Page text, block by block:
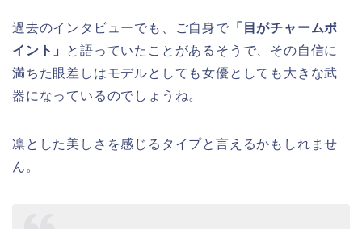
過去のインタビューでも、ご自身で 「目がチャームポ
イント」
と語っていたことがあるそうで、その自信に
満ちた眼差しはモデルとしても女優としても大きな武
器になっているのでしょうね。
凛とした美しさを感じるタイプと言えるかもしれませ
ん。